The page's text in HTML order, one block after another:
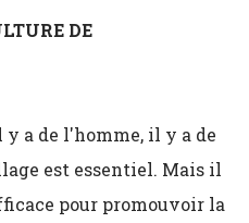
DE
a de l'homme, il y a de
est essentiel. Mais il
pour promouvoir la